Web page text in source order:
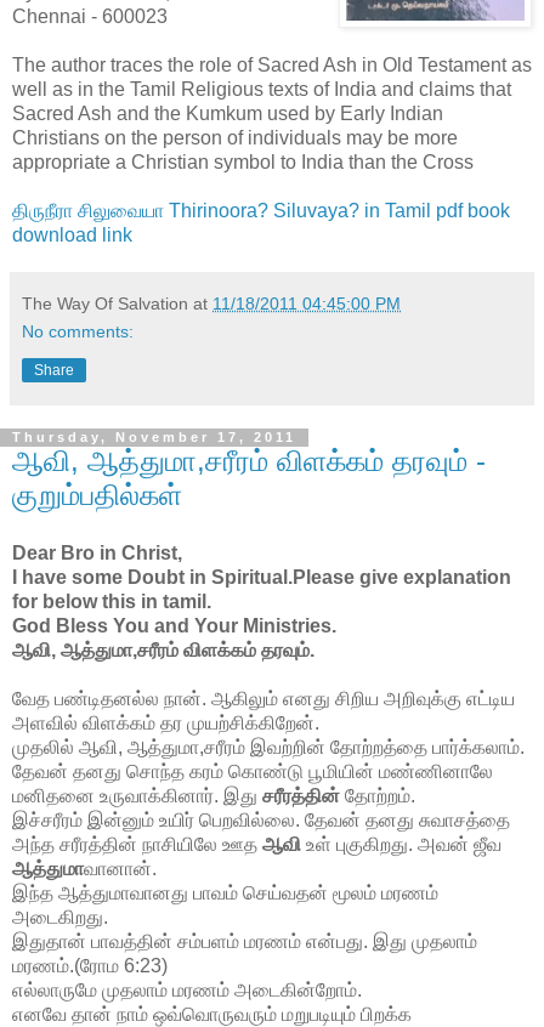
Chennai - 600023
The author traces the role of Sacred Ash in Old Testament as
well as in the Tamil Religious texts of India and claims that
Sacred Ash and the Kumkum used by Early Indian
Christians on the person of individuals may be more
appropriate a Christian symbol to India than the Cross
திருநீரா சிலுவையா Thirinoora? Siluvaya? in Tamil pdf book
download link
The Way Of Salvation at 11/18/2011 04:45:00 PM
No comments:
Share
Thursday, November 17, 2011
ஆவி, ஆத்துமா,சரீரம் விளக்கம் தரவும் -
குறும்பதில்கள்
Dear Bro in Christ,
I have some Doubt in Spiritual.Please give explanation
for below this in tamil.
God Bless You and Your Ministries.
ஆவி, ஆத்துமா,சரீரம் விளக்கம் தரவும்.
வேத பண்டிதனல்ல நான். ஆகிலும் எனது சிறிய அறிவுக்கு எட்டிய
அளவில் விளக்கம் தர முயற்சிக்கிறேன்.
முதலில் ஆவி, ஆத்துமா,சரீரம் இவற்றின் தோற்றத்தை பார்க்கலாம்.
தேவன் தனது சொந்த கரம் கொண்டு பூமியின் மண்ணினாலே
மனிதனை உருவாக்கினார். இது சரீரத்தின் தோற்றம்.
இச்சரீரம் இன்னும் உயிர் பெறவில்லை. தேவன் தனது சுவாசத்தை
அந்த சரீரத்தின் நாசியிலே ஊத ஆவி உள் புகுகிறது. அவன் ஜீவ
ஆத்துமாவானான்.
இந்த ஆத்துமாவானது பாவம் செய்வதன் மூலம் மரணம்
அடைகிறது.
இதுதான் பாவத்தின் சம்பளம் மரணம் என்பது. இது முதலாம்
மரணம்.(ரோம 6:23)
எல்லாருமே முதலாம் மரணம் அடைகின்றோம்.
எனவே தான் நாம் ஒவ்வொருவரும் மறுபடியும் பிறக்க